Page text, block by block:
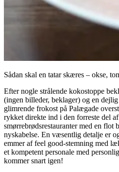
Sådan skal en tatar skæres – okse,
Efter nogle strålende kokostoppe
(ingen billeder, beklager) og en
glimrende frokost på Palægade
rykket direkte ind i den forreste del
smørrebrødsrestauranter med en flot
nyskabelse. En væsentlig detalje er
emmer af feel good-stemning med
et kompetent personale med
kommer snart igen!